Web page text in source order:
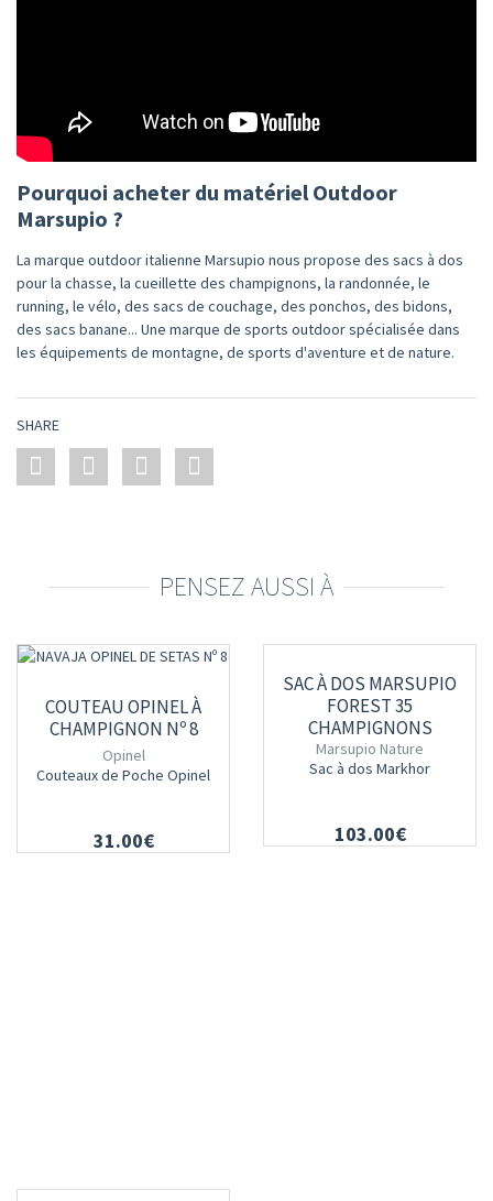
Pourquoi acheter du matériel Outdoor
Marsupio ?
La marque outdoor italienne Marsupio nous propose des sacs à dos
pour la chasse, la cueillette des champignons, la randonnée, le
running, le vélo, des sacs de couchage, des ponchos, des bidons,
des sacs banane... Une marque de sports outdoor spécialisée dans
les équipements de montagne, de sports d'aventure et de nature.
SHARE
PENSEZ AUSSI À
COUTEAU OPINEL À
CHAMPIGNON Nº 8
Opinel
Couteaux de Poche Opinel
31.00€
SAC À DOS MARSUPIO
FOREST 35
CHAMPIGNONS
Marsupio Nature
Sac à dos Markhor
103.00€